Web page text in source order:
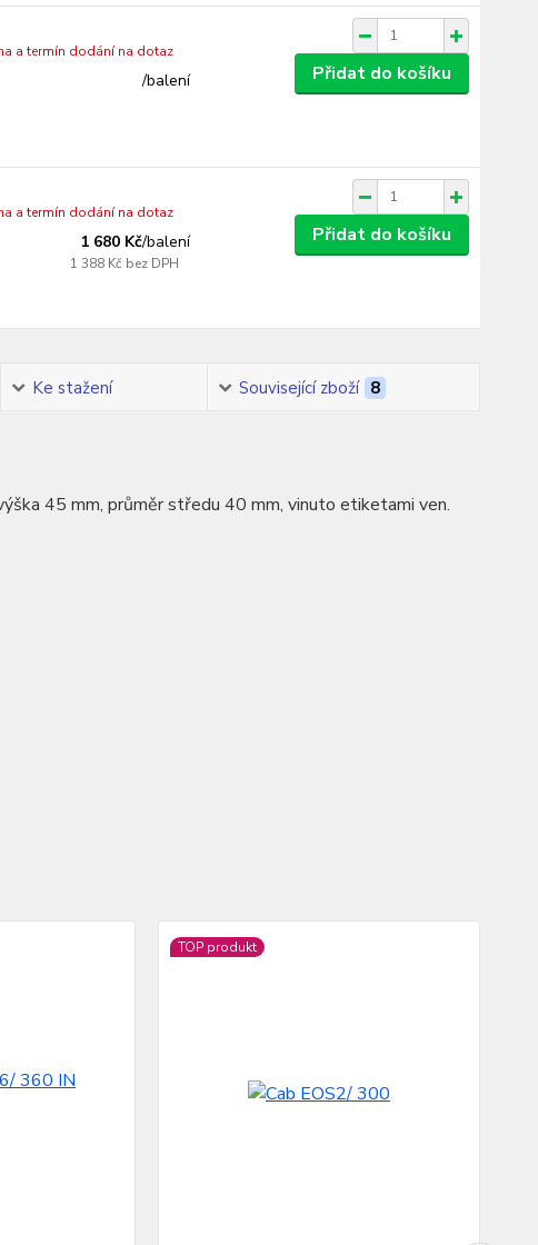
/balení
a termín dodání na dotaz
Přidat do košíku
1 680 Kč/balení
1 388 Kč bez DPH
a termín dodání na dotaz
Přidat do košíku
Ke stažení Související zboží 8
45 mm, průměr středu 40 mm, vinuto etiketami ven.
TOP produkt